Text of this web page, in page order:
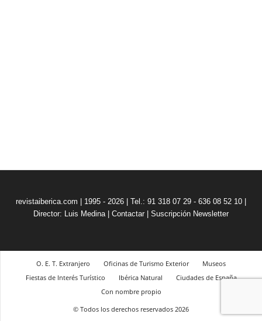
revistaiberica.com | 1995 - 2026 | Tel.: 91 318 07 29 - 636 08 52 10 |
Director: Luis Medina| Contactar Suscripción Newsletter
O. E. T. Extranjero Oficinas de Turismo Exterior
Museos
Fiestas de Interés Turístico
Ibérica Natural
Ciudades de España
Con nombre propio
© Todos los derechos reservados 2026